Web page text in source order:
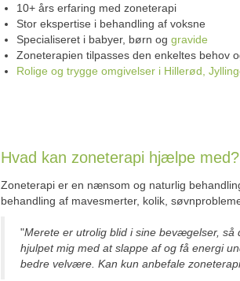
10+ års erfaring med zoneterapi
Stor ekspertise i behandling af voksne
Specialiseret i babyer, børn oggravide
Zoneterapien tilpasses den enkeltes behov
Rolige og trygge omgivelser i Hillerød,
Hvad kan zoneterapi hjælpe med?
Zoneterapi er en nænsom og naturlig
behandling af mavesmerter, kolik,
"Merete er utrolig blid i sine bevægelser,
hjulpet mig med at slappe af og få energi
bedre velvære. Kan kun anbefale